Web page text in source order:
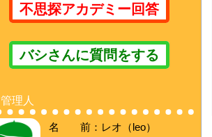
不思探アカデミー回答
バシさんに質問をする
管理人
名 前：レオ（leo）